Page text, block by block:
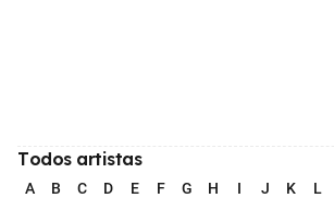
Todos artistas
A B C D E F G H I J K L